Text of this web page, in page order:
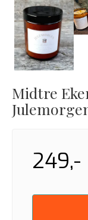
Midtre
249,-